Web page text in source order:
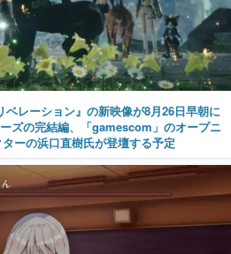
ベレーション』の新映像が8月26日早朝に
ズの完結編、「gamescom」のオープニ
ーの浜口直樹氏が登壇する予定